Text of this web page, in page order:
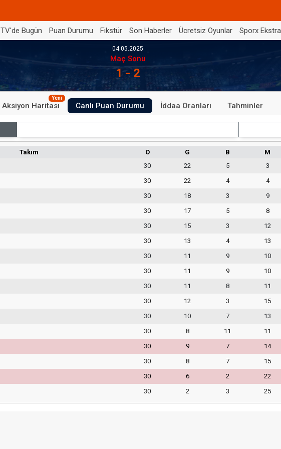
TV'de Bugün Puan Durumu Fikstür Son Haberler Ücretsiz Oyunlar Sporx Ekstra
04.05.2025
Maç Sonu
1 - 2
Aksiyon Haritası
Yeni
Canlı Puan Durumu İddaa Oranları Tahminler
Takım O G B M
30 22 5 3
30 22 4 4
30 18 3 9
30 17 5 8
30 15 3 12
30 13 4 13
30 11 9 10
30 11 9 10
30 11 8 11
30 12 3 15
30 10 7 13
30 8 11 11
30 9 7 14
30 8 7 15
30 6 2 22
30 2 3 25